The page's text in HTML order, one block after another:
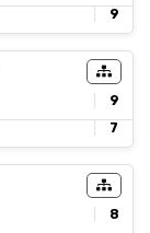
9
9
7
8